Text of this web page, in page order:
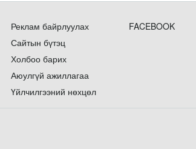
Реклам байрлуулах
Сайтын бүтэц
Холбоо барих
Аюулгүй ажиллагаа
Үйлчилгээний нөхцөл
FACEBOOK